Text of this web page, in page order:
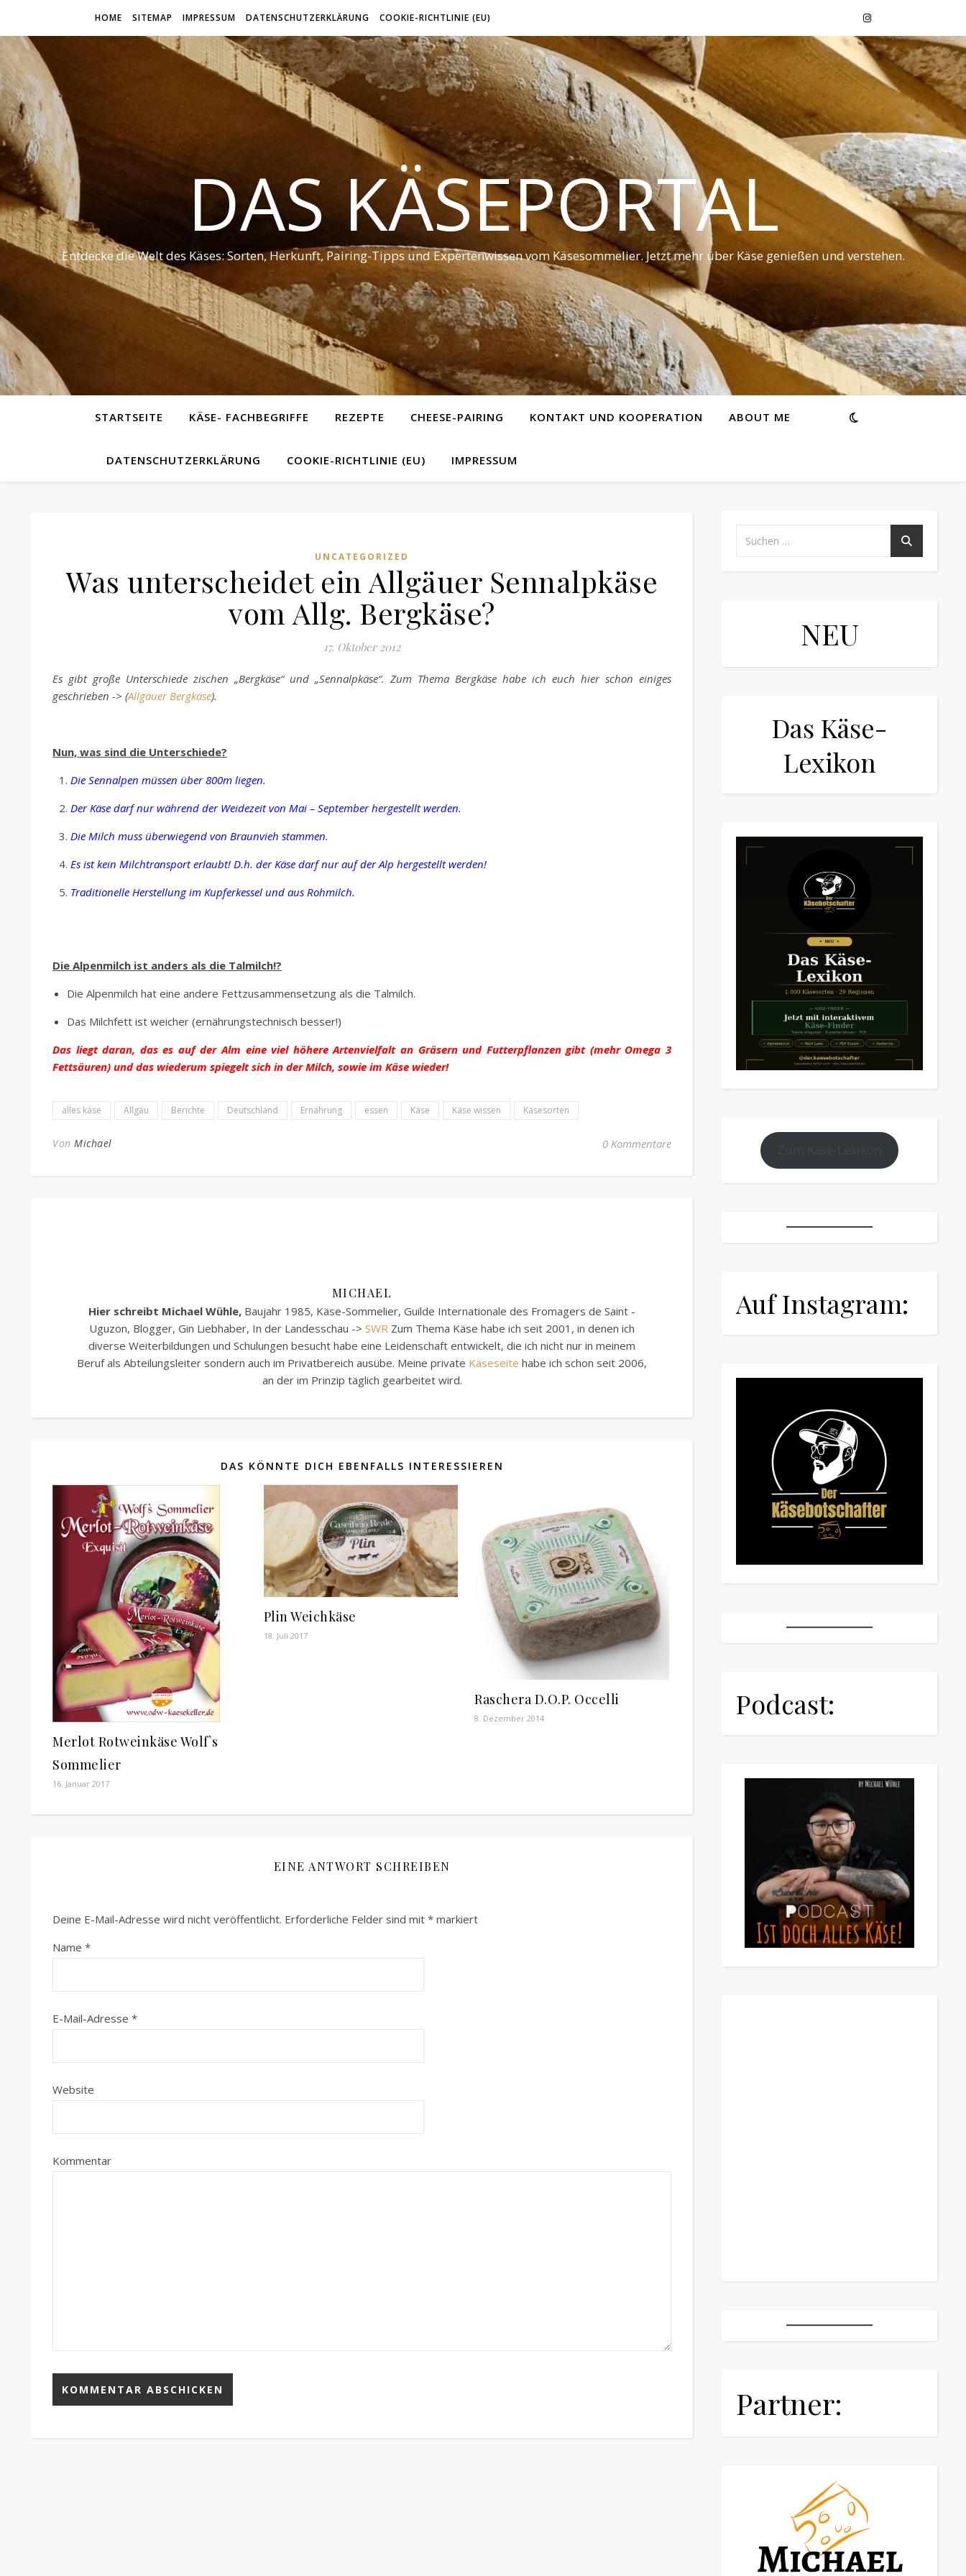
HOME SITEMAP IMPRESSUM DATENSCHUTZERKLÄRUNG COOKIE-RICHTLINIE (EU)
DAS KÄSEPORTAL
Entdecke die Welt des Käses: Sorten, Herkunft, Pairing-Tipps und Expertenwissen vom Käsesommelier. Jetzt mehr über Käse genießen und verstehen.
STARTSEITE KÄSE- FACHBEGRIFFE REZEPTE CHEESE-PAIRING KONTAKT UND KOOPERATION ABOUT ME
DATENSCHUTZERKLÄRUNG COOKIE-RICHTLINIE (EU) IMPRESSUM
UNCATEGORIZED
Was unterscheidet ein Allgäuer Sennalpkäse
vom Allg. Bergkäse?
17. Oktober 2012
Es gibt große Unterschiede zischen „Bergkäse“ und „Sennalpkäse“. Zum Thema Bergkäse habe ich euch hier schon einiges
geschrieben -> (Allgäuer Bergkäse).
Nun, was sind die Unterschiede?
Die Sennalpen müssen über 800m liegen.
Der Käse darf nur während der Weidezeit von Mai – September hergestellt werden.
Die Milch muss überwiegend von Braunvieh stammen.
Es ist kein Milchtransport erlaubt! D.h. der Käse darf nur auf der Alp hergestellt werden!
Traditionelle Herstellung im Kupferkessel und aus Rohmilch.
Die Alpenmilch ist anders als die Talmilch!?
Die Alpenmilch hat eine andere Fettzusammensetzung als die Talmilch.
Das Milchfett ist weicher (ernährungstechnisch besser!)
Das liegt daran, das es auf der Alm eine viel höhere Artenvielfalt an Gräsern und Futterpflanzen gibt (mehr Omega 3
Fettsäuren) und das wiederum spiegelt sich in der Milch, sowie im Käse wieder!
alles käse Allgäu Berichte Deutschland Ernährung essen Käse Käse wissen Käsesorten
Von Michael 0 Kommentare
MICHAEL
Hier schreibt Michael Wühle, Baujahr 1985, Käse-Sommelier, Guilde Internationale des Fromagers de Saint -
Uguzon, Blogger, Gin Liebhaber, In der Landesschau -> SWR Zum Thema Käse habe ich seit 2001, in denen ich
diverse Weiterbildungen und Schulungen besucht habe eine Leidenschaft entwickelt, die ich nicht nur in meinem
Beruf als Abteilungsleiter sondern auch im Privatbereich ausübe. Meine private Käseseite habe ich schon seit 2006,
an der im Prinzip täglich gearbeitet wird.
DAS KÖNNTE DICH EBENFALLS INTERESSIEREN
Merlot Rotweinkäse Wolf`s
Sommelier
16. Januar 2017
Plin Weichkäse
18. Juli 2017
Raschera D.O.P. Occelli
8. Dezember 2014
EINE ANTWORT SCHREIBEN
Deine E-Mail-Adresse wird nicht veröffentlicht. Erforderliche Felder sind mit * markiert
Name *
E-Mail-Adresse *
Website
Kommentar
NEU
Das Käse-
Lexikon
Auf Instagram:
Podcast:
Partner: